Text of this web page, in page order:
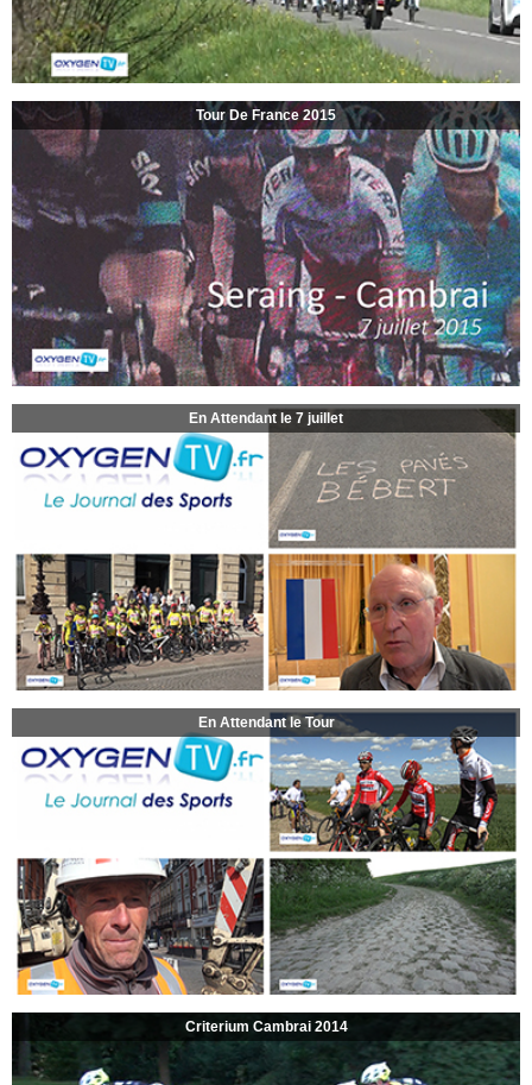
Tour De France 2015
En Attendant le 7 juillet
En Attendant le Tour
Criterium Cambrai 2014